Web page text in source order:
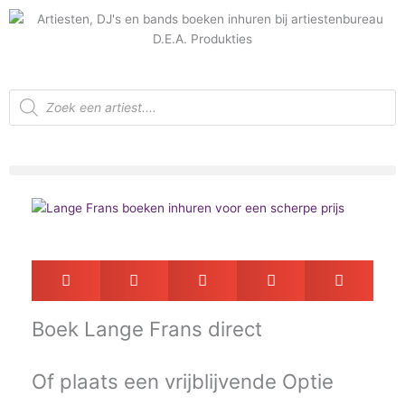
Ga
Producten
zoeken
Boek Lange Frans direct
Of plaats een vrijblijvende Optie